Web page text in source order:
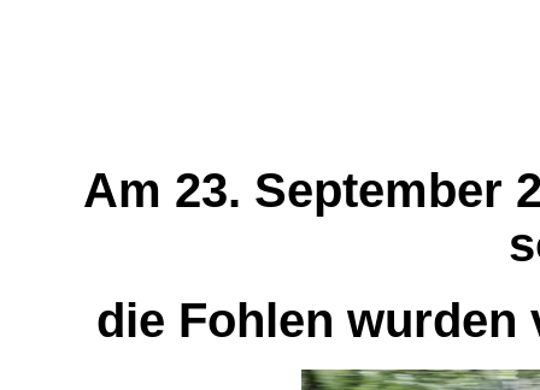
Am 23. September
die Fohlen